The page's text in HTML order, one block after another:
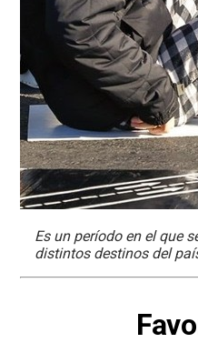
Es un período en el que
distintos destinos del